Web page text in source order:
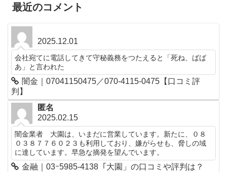
最近のコメント
2025.12.01
会社宛てに電話してきて守秘義務をつたえると「死ね、ばば
あ」と言われた
闇金｜07041150475／070-4115-0475【口コミ評
判】
匿名
2025.02.15
闇金業者 大園は、いまだに営業しています。新たに、０８
０３８７７６０２３も利用しており、嫌がらせも、脅しの域
に達しています。早急な摘発を望んでいます。
金融｜03ｰ5985-4138「大園」の口コミや評判は？